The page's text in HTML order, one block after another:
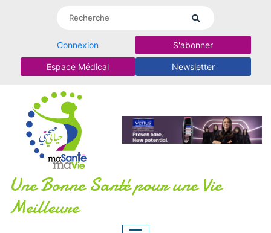
Connexion S'abonner
Espace Médical Newsletter
Une Bonne Santé pour une Vie
Meilleure